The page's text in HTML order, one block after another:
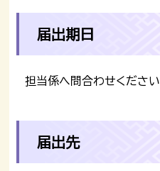
届出期日
担当係へ問合わせください
届出先